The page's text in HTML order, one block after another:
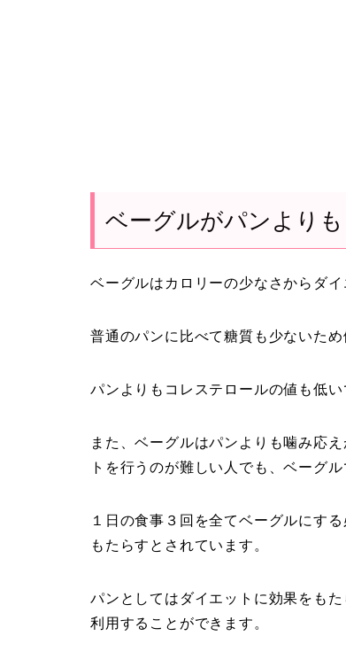
ベーグルがパンより
ベーグルはカロリーの少なさからダ
普通のパンに比べて糖質も少ないため
パンよりもコレステロールの値も低い
また、ベーグルはパンよりも噛み応
トを行うのが難しい人でも、ベーグ
１日の食事３回を全てベーグルにす
もたらすとされています。
パンとしてはダイエットに効果をも
利用することができます。